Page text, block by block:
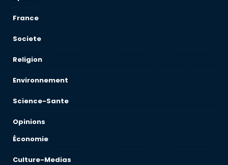
France
Societe
Religion
Environnement
Science-Sante
Opinions
Économie
Culture-Medias